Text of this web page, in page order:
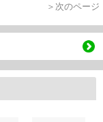
＞次のページ